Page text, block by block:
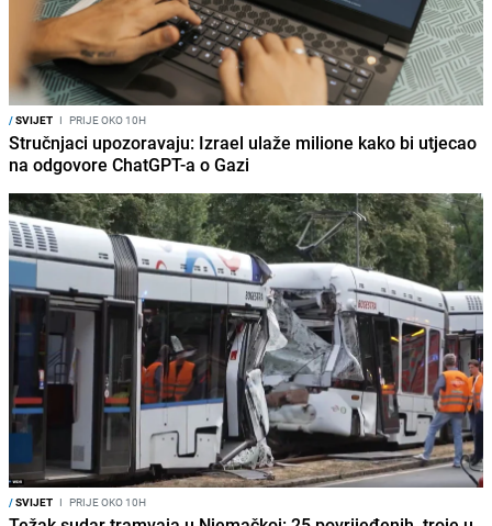
/SVIJET I PRIJE OKO 10H
Stručnjaci upozoravaju: Izrael ulaže milione kako bi utjecao
na odgovore ChatGPT-a o Gazi
/SVIJET I PRIJE OKO 10H